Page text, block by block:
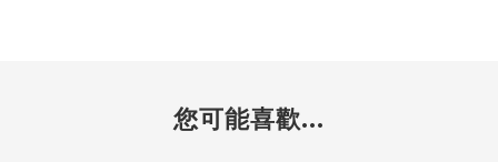
您可能喜歡...